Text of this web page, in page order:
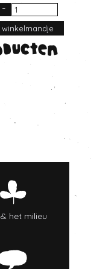
-
het milieu